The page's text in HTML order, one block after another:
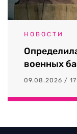
НОВОСТИ
военных
09.08.2026 /